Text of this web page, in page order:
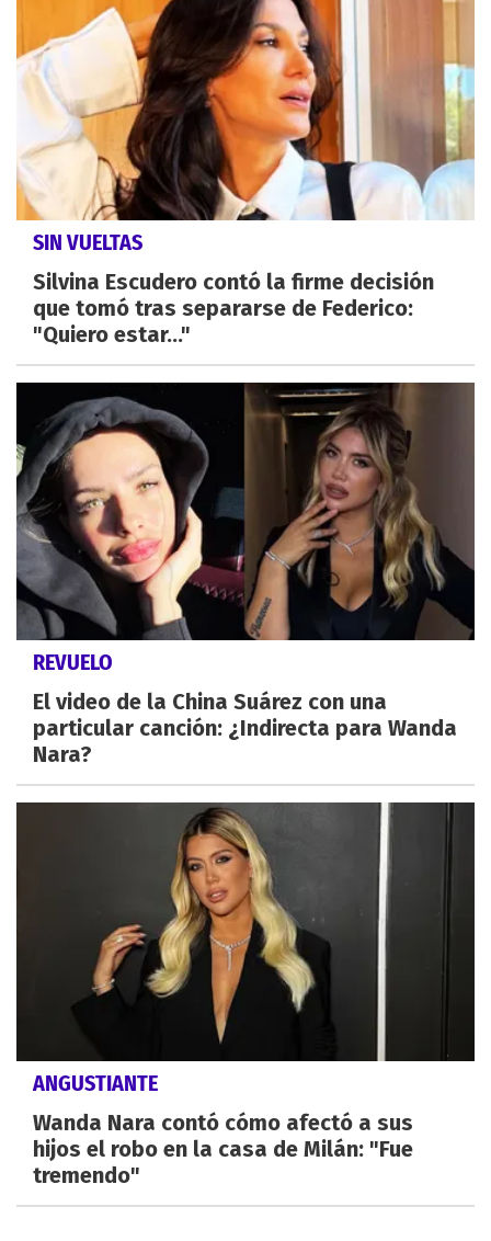
SIN VUELTAS
Silvina Escudero contó la firme decisión
que tomó tras separarse de Federico:
"Quiero estar..."
REVUELO
El video de la China Suárez con una
particular canción: ¿Indirecta para Wanda
Nara?
ANGUSTIANTE
Wanda Nara contó cómo afectó a sus
hijos el robo en la casa de Milán: "Fue
tremendo"